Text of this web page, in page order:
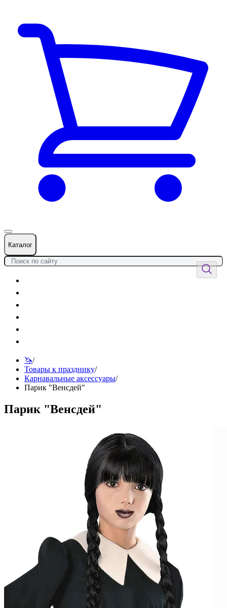
Каталог
🦄/
Товары к празднику/
Карнавальные аксессуары/
Парик "Венсдей"
Парик "Венсдей"